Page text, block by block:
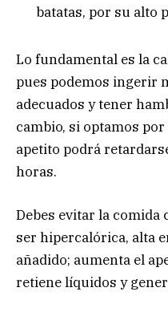
batatas, por su alto
Lo fundamental es la
pues podemos ingerir
adecuados y tener
cambio, si optamos
apetito podrá
horas.
Debes evitar la comida
ser hipercalórica, alta
añadido; aumenta el
retiene líquidos y